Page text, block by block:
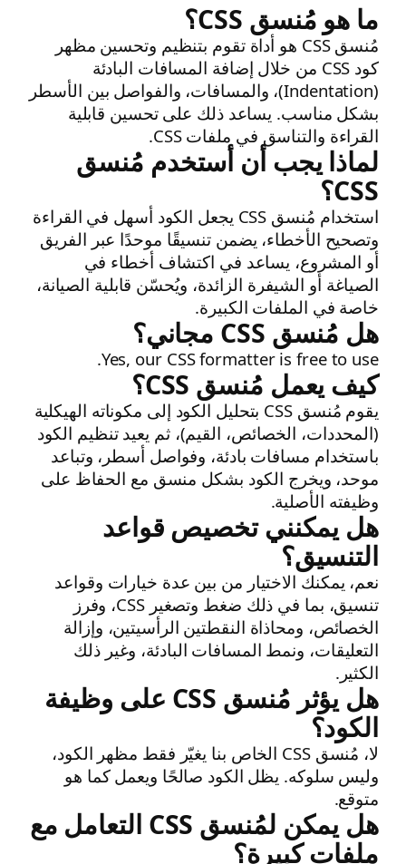
ما هو مُنسق CSS؟
مُنسق CSS هو أداة تقوم بتنظيم وتحسين مظهر
كود CSS من خلال إضافة المسافات البادئة
(Indentation)، والمسافات، والفواصل بين الأسطر
بشكل مناسب. يساعد ذلك على تحسين قابلية
القراءة والتناسق في ملفات CSS.
لماذا يجب أن أستخدم مُنسق
CSS؟
استخدام مُنسق CSS يجعل الكود أسهل في القراءة
وتصحيح الأخطاء، يضمن تنسيقًا موحدًا عبر الفريق
أو المشروع، يساعد في اكتشاف أخطاء في
الصياغة أو الشيفرة الزائدة، ويُحسّن قابلية الصيانة،
خاصة في الملفات الكبيرة.
هل مُنسق CSS مجاني؟
Yes, our CSS formatter is free to use.
كيف يعمل مُنسق CSS؟
يقوم مُنسق CSS بتحليل الكود إلى مكوناته الهيكلية
(المحددات، الخصائص، القيم)، ثم يعيد تنظيم الكود
باستخدام مسافات بادئة، وفواصل أسطر، وتباعد
موحد، ويخرج الكود بشكل منسق مع الحفاظ على
وظيفته الأصلية.
هل يمكنني تخصيص قواعد
التنسيق؟
نعم، يمكنك الاختيار من بين عدة خيارات وقواعد
تنسيق، بما في ذلك ضغط وتصغير CSS، وفرز
الخصائص، ومحاذاة النقطتين الرأسيتين، وإزالة
التعليقات، ونمط المسافات البادئة، وغير ذلك
الكثير.
هل يؤثر مُنسق CSS على وظيفة
الكود؟
لا، مُنسق CSS الخاص بنا يغيّر فقط مظهر الكود،
وليس سلوكه. يظل الكود صالحًا ويعمل كما هو
متوقع.
هل يمكن لمُنسق CSS التعامل مع
ملفات كبيرة؟